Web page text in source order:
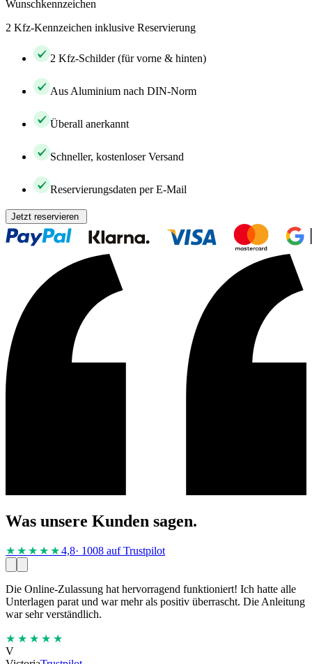
Wunschkennzeichen
2 Kfz-Kennzeichen inklusive Reservierung
2 Kfz-Schilder (für vorne & hinten)
Aus Aluminium nach DIN-Norm
Überall anerkannt
Schneller, kostenloser Versand
Reservierungsdaten per E-Mail
Jetzt reservieren
Was unsere Kunden sagen.
★★★★ ★4,8· 1008 auf Trustpilot
Die Online-Zulassung hat hervorragend funktioniert! Ich hatte alle
Unterlagen parat und war mehr als positiv überrascht. Die Anleitung
war sehr verständlich.
★★★★★
V